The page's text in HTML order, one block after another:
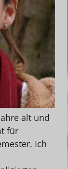
alt und
für
Ich